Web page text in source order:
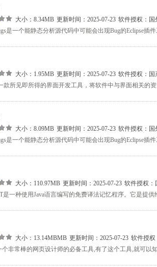
大小：8.34MB 更新时间：2025-07-23 软件授权： 国
一个能静态分析源代码中可能会出现Bug的Eclipse插
大小：1.95MB 更新时间：2025-07-23 软件授权： 国
大小：8.09MB 更新时间：2025-07-23 软件授权： 国
一个能静态分析源代码中可能会出现Bug的Eclipse插
大小：110.97MB 更新时间：2025-07-23 软件授权：
大小：13.14MBMB 更新时间：2025-07-23 软件授权